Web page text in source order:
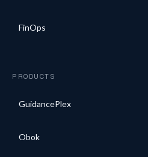
FinOps
PRODUCTS
GuidancePlex
Obok